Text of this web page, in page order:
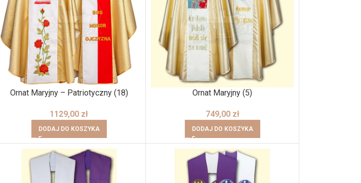
Ornat Maryjny – Patriotyczny (18)
1129,00 zł
DODAJ DO KOSZYKA
Ornat Maryjny (5)
749,00 zł
DODAJ DO KOSZYKA